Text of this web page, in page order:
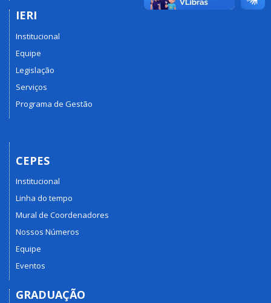
IERI
Institucional
Equipe
Legislação
Serviços
Programa de Gestão
CEPES
Institucional
Linha do tempo
Mural de Coordenadores
Nossos Números
Equipe
Eventos
GRADUAÇÃO